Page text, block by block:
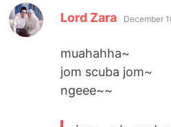
Lord Zara says:
December
muahahha~
jom scuba jom~
ngeee~~